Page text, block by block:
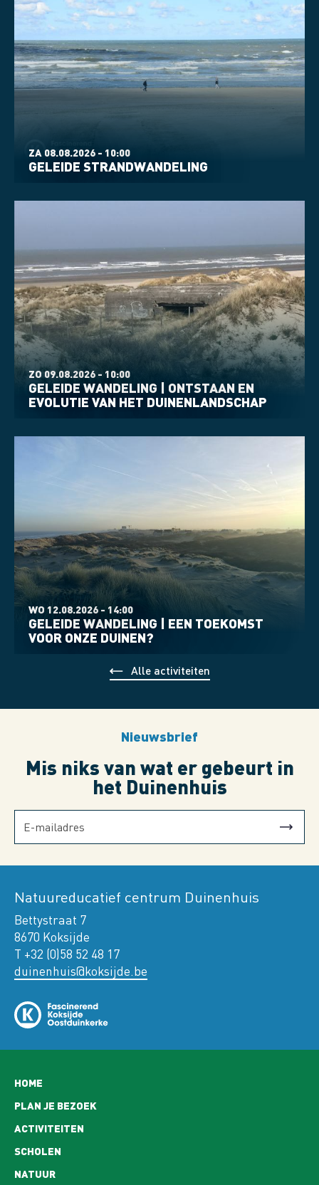
ZA 08.08.2026 - 10:00
GELEIDE STRANDWANDELING
ZO 09.08.2026 - 10:00
GELEIDE WANDELING | ONTSTAAN EN
EVOLUTIE VAN HET DUINENLANDSCHAP
WO 12.08.2026 - 14:00
GELEIDE WANDELING | EEN TOEKOMST
VOOR ONZE DUINEN?
Alle activiteiten
Nieuwsbrief
Mis niks van wat er gebeurt in
het Duinenhuis
Natuureducatief centrum Duinenhuis
Bettystraat 7
8670 Koksijde
T +32 (0)58 52 48 17
duinenhuis@koksijde.be
Hoofdnavigatie
HOME
PLAN JE BEZOEK
ACTIVITEITEN
SCHOLEN
NATUUR